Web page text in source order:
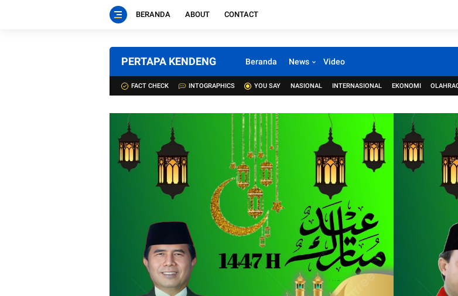
BERANDA ABOUT CONTACT
PERTAPA KENDENG Beranda News Video
FACT CHECK INTOGRAPHICS YOU SAY NASIONAL INTERNASIONAL EKONOMI